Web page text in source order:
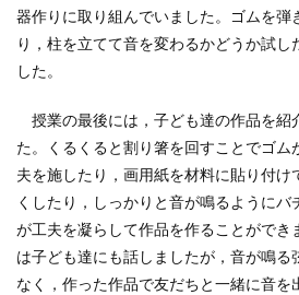
器作りに取り組んでいました。ゴムを弾
り，柱を立てて音を変わるかどうか試し
した。
授業の最後には，子ども達の作品を紹
た。くるくると割り箸を回すことでゴム
夫を施したり，画用紙を材料に貼り付け
くしたり，しっかりと音が鳴るようにバ
が工夫を凝らして作品を作ることができ
は子ども達にも話しましたが，音が鳴る
なく，作った作品で友だちと一緒に音を